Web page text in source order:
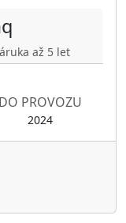
až 5 let
DO PROVOZU
2024